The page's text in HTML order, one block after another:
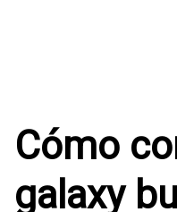
Cómo
galaxy